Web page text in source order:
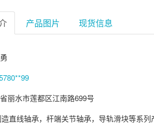
产品图片 现货信息
丽水市莲都区江南路699号
直线轴承，杆端关节轴承，导轨滑块等系列